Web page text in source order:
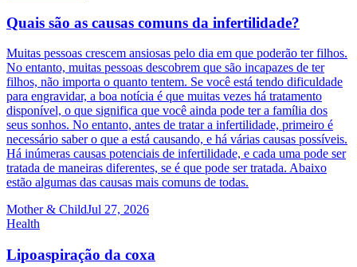
Quais são as causas comuns da infertilidade?
Muitas pessoas crescem ansiosas pelo dia em que poderão ter filhos.
No entanto, muitas pessoas descobrem que são incapazes de ter
filhos, não importa o quanto tentem. Se você está tendo dificuldade
para engravidar, a boa notícia é que muitas vezes há tratamento
disponível, o que significa que você ainda pode ter a família dos
seus sonhos. No entanto, antes de tratar a infertilidade, primeiro é
necessário saber o que a está causando, e há várias causas possíveis.
Há inúmeras causas potenciais de infertilidade, e cada uma pode ser
tratada de maneiras diferentes, se é que pode ser tratada. Abaixo
estão algumas das causas mais comuns de todas.
Mother & ChildJul 27, 2026
Health
Lipoaspiração da coxa